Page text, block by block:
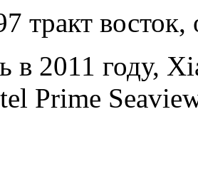
тракт
в 2011 году,
Prime